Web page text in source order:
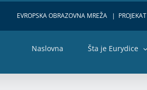
EVROPSKA OBRAZOVNA MREŽA |
Naslovna Šta je Eurydice